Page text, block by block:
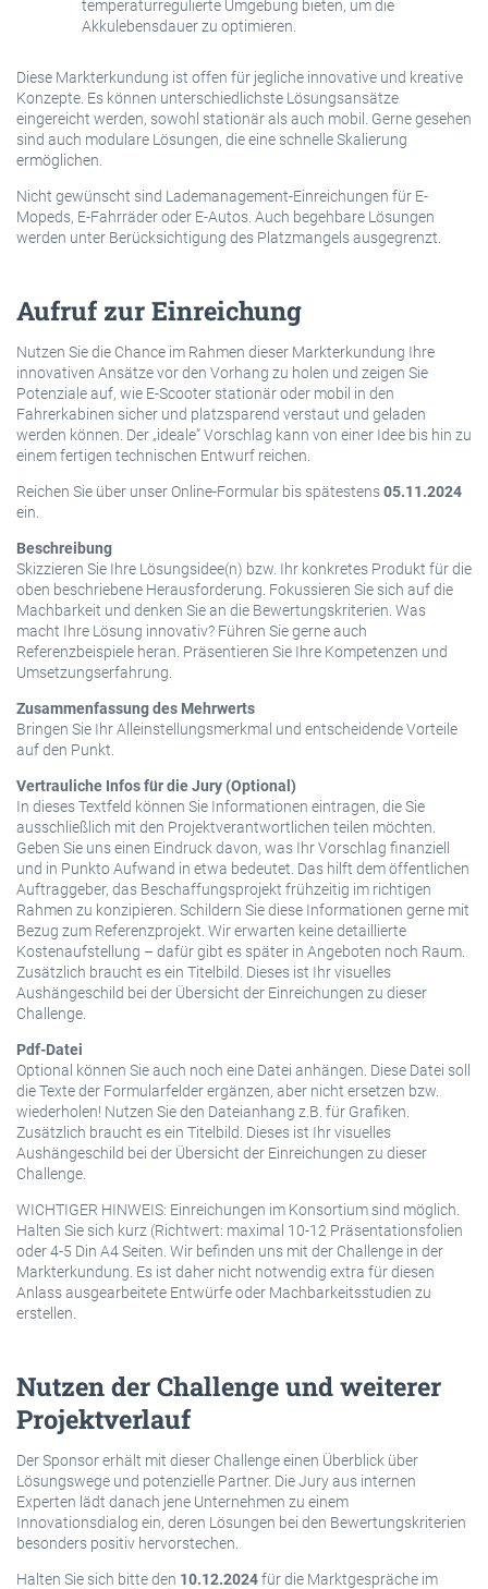
temperaturregulierte Umgebung bieten, um die
Akkulebensdauer zu optimieren.
Diese Markterkundung ist offen für jegliche innovative und kreative
Konzepte. Es können unterschiedlichste Lösungsansätze
eingereicht werden, sowohl stationär als auch mobil. Gerne gesehen
sind auch modulare Lösungen, die eine schnelle Skalierung
ermöglichen.
Nicht gewünscht sind Lademanagement-Einreichungen für E-
Mopeds, E-Fahrräder oder E-Autos. Auch begehbare Lösungen
werden unter Berücksichtigung des Platzmangels ausgegrenzt.
Aufruf zur Einreichung
Nutzen Sie die Chance im Rahmen dieser Markterkundung Ihre
innovativen Ansätze vor den Vorhang zu holen und zeigen Sie
Potenziale auf, wie E-Scooter stationär oder mobil in den
Fahrerkabinen sicher und platzsparend verstaut und geladen
werden können. Der „ideale“ Vorschlag kann von einer Idee bis hin zu
einem fertigen technischen Entwurf reichen.
Reichen Sie über unser Online-Formular bis spätestens05.11.2024
ein.
Beschreibung
Skizzieren Sie Ihre Lösungsidee(n) bzw. Ihr konkretes Produkt für die
oben beschriebene Herausforderung. Fokussieren Sie sich auf die
Machbarkeit und denken Sie an die Bewertungskriterien. Was
macht Ihre Lösung innovativ? Führen Sie gerne auch
Referenzbeispiele heran. Präsentieren Sie Ihre Kompetenzen und
Umsetzungserfahrung.
Zusammenfassung des Mehrwerts
Bringen Sie Ihr Alleinstellungsmerkmal und entscheidende Vorteile
auf den Punkt.
Vertrauliche Infos für die Jury (Optional)
In dieses Textfeld können Sie Informationen eintragen, die Sie
ausschließlich mit den Projektverantwortlichen teilen möchten.
Geben Sie uns einen Eindruck davon, was Ihr Vorschlag finanziell
und in Punkto Aufwand in etwa bedeutet. Das hilft dem öffentlichen
Auftraggeber, das Beschaffungsprojekt frühzeitig im richtigen
Rahmen zu konzipieren. Schildern Sie diese Informationen gerne mit
Bezug zum Referenzprojekt. Wir erwarten keine detaillierte
Kostenaufstellung – dafür gibt es später in Angeboten noch Raum.
Zusätzlich braucht es ein Titelbild. Dieses ist Ihr visuelles
Aushängeschild bei der Übersicht der Einreichungen zu dieser
Challenge.
Pdf-Datei
Optional können Sie auch noch eine Datei anhängen. Diese Datei soll
die Texte der Formularfelder ergänzen, aber nicht ersetzen bzw.
wiederholen! Nutzen Sie den Dateianhang z.B. für Grafiken.
Zusätzlich braucht es ein Titelbild. Dieses ist Ihr visuelles
Aushängeschild bei der Übersicht der Einreichungen zu dieser
Challenge.
WICHTIGER HINWEIS: Einreichungen im Konsortium sind möglich.
Halten Sie sich kurz (Richtwert: maximal 10-12 Präsentationsfolien
oder 4-5 Din A4 Seiten. Wir befinden uns mit der Challenge in der
Markterkundung. Es ist daher nicht notwendig extra für diesen
Anlass ausgearbeitete Entwürfe oder Machbarkeitsstudien zu
erstellen.
Nutzen der Challenge und weiterer
Projektverlauf
Der Sponsor erhält mit dieser Challenge einen Überblick über
Lösungswege und potenzielle Partner. Die Jury aus internen
Experten lädt danach jene Unternehmen zu einem
Innovationsdialog ein, deren Lösungen bei den Bewertungskriterien
besonders positiv hervorstechen.
Halten Sie sich bitte den 10.12.2024für die Marktgespräche im